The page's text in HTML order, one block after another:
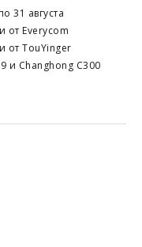
31 августа
от Everycom
от TouYinger
и Changhong C300